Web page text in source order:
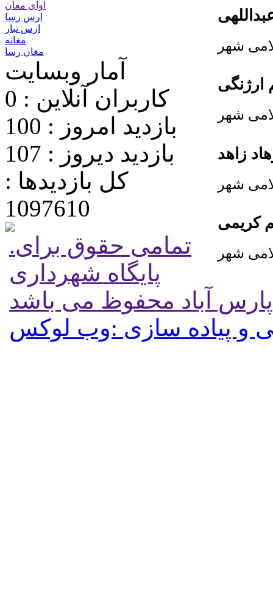
شهر
ارژنگی
شهر
زاهد
شهر
کریمی
شهر
آوای مغان
ارس رسا
ارس تبار
مغانه
مغان رسا
آمار وبسایت
کاربران آنلاین : 0
بازدید امروز : 100
بازدید دیروز : 107
کل بازدیدها :
1097610
.تمامی حقوق برای
پایگاه شهرداری
پارس آباد محفوظ می باشد
و پیاده سازی :وب لوکس